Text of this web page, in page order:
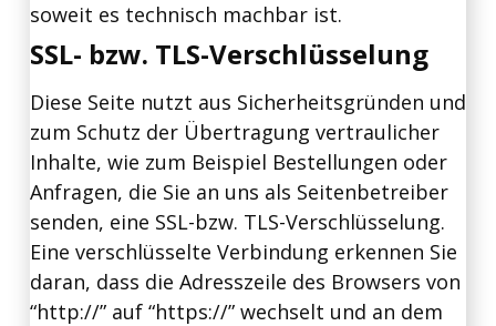
soweit es technisch machbar ist.
SSL- bzw. TLS-Verschlüsselung
Diese Seite nutzt aus Sicherheitsgründen und
zum Schutz der Übertragung vertraulicher
Inhalte, wie zum Beispiel Bestellungen oder
Anfragen, die Sie an uns als Seitenbetreiber
senden, eine SSL-bzw. TLS-Verschlüsselung.
Eine verschlüsselte Verbindung erkennen Sie
daran, dass die Adresszeile des Browsers von
“http://” auf “https://” wechselt und an dem